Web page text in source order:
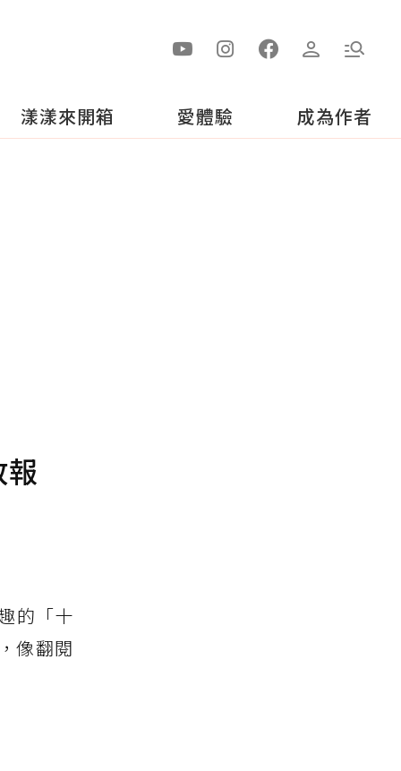
漾漾來開箱 愛體驗 成為作者
的「十
像翻閱